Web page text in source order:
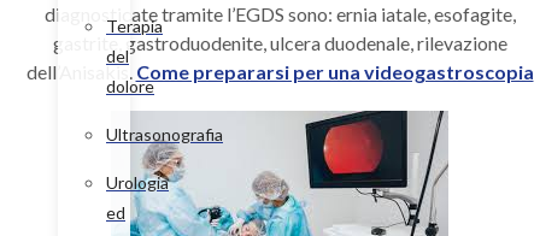
Terapia
del
dolore
Ultrasonografia
Urologia
ed
diagnosticate tramite l’EGDS sono: ernia iatale, esofagite,
gastrite, gastroduodenite, ulcera duodenale, rilevazione
dell’Anisakis. Come prepararsi per una videogastroscopia